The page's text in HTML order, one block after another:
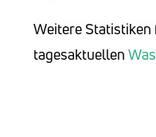
Weitere Statistiken
tagesaktuellen